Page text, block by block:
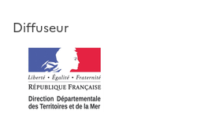
Diffuseur